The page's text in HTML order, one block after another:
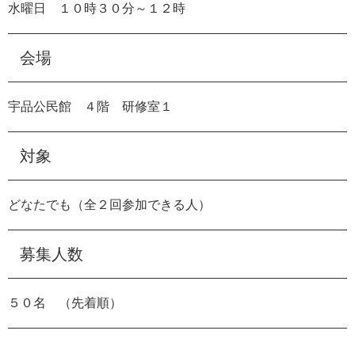
索
水曜日 １０時３０分～１２時
会場
宇品公民館 ４階 研修室１
対象
どなたでも（全２回参加できる人）
募集人数
５０名 （先着順）